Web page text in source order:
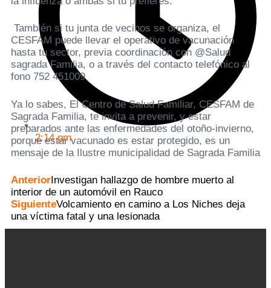
2:14 pm
También si tu junta de vecinos se organiza, el
CESFAM puede llevar el operativo de vacunación
hasta tu sector, previa coordinación con @Salud
sagrada Familia, o a través del contacto telefónico al
fono 752 451009
Ya lo sabes, El Centro de Salud Familiar, CESFAM de
Sagrada Familia, te invita a prevenir, y estar
preparados ante las enfermedades del otoño-invierno,
porque estar vacunado es estar protegido, es un
mensaje de la Ilustre municipalidad de Sagrada Familia
AnteriorInvestigan hallazgo de hombre muerto al
interior de un automóvil en Rauco
SiguienteVolcamiento en camino a Los Niches deja
una víctima fatal y una lesionada